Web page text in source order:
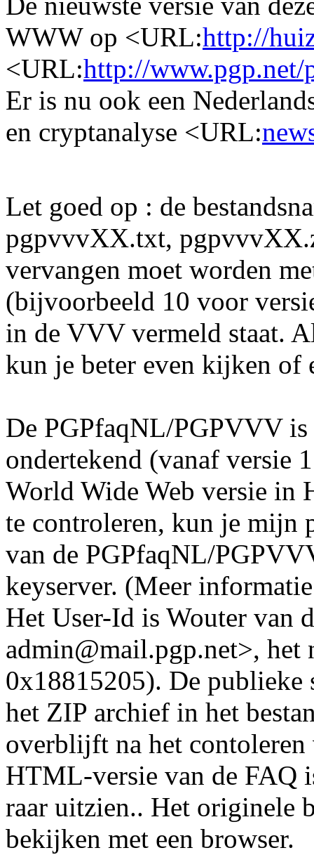
WWW op <URL:http://
<URL:http://
Er is nu ook een
en cryptanalyse <URL:
Let goed op : de
pgpvvvXX.txt,
vervangen moet worden
(bijvoorbeeld 10 voor
in de VVV vermeld staat.
kun je beter even kijken of
De PGPfaqNL/PGPVVV is
ondertekend (vanaf versie
World Wide Web versie in
te controleren, kun je mijn
van de PGPfaqNL/
keyserver. (Meer
Het User-Id is Wouter van
admin@mail.pgp.net>,
0x18815205). De publieke
het ZIP archief in het
overblijft na het contoleren
HTML-versie van de FAQ
raar uitzien.. Het originele
bekijken met een browser.